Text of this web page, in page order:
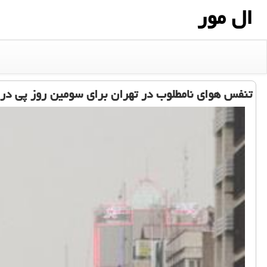
ال مور
تنفس هوای نامطلوب در تهران برای سومین روز پی